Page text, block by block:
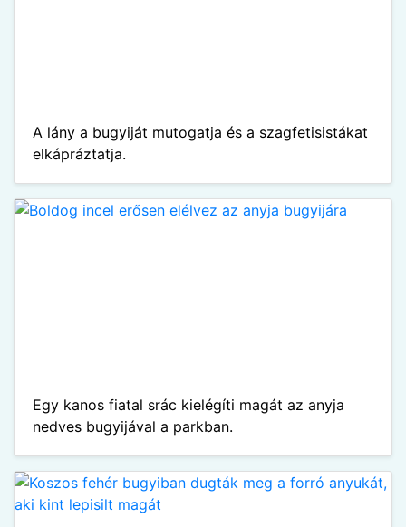
A lány a bugyiját mutogatja és a szagfetisistákat
elkápráztatja.
Egy kanos fiatal srác kielégíti magát az anyja
nedves bugyijával a parkban.